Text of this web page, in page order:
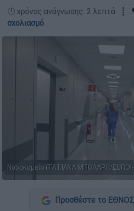
🕛 χρόνος ανάγνωσης: 2 λεπτά ┋
σχολιασμό
Νοσοκομείο (ΤΑΤΙΑΝΑ ΜΠΟΛΑΡΗ/
Προσθέστε το